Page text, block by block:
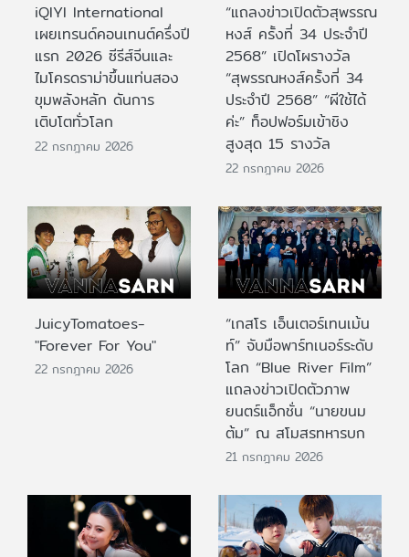
iQIYI International
เผยเทรนด์คอนเทนต์ครึ่งปี
แรก 2026 ซีรีส์จีนและ
ไมโครดราม่าขึ้นแท่นสอง
ขุมพลังหลัก ดันการ
เติบโตทั่วโลก
22 กรกฎาคม 2026
“แถลงข่าวเปิดตัวสุพรรณ
หงส์ ครั้งที่ 34 ประจำปี
2568” เปิดโผรางวัล
“สุพรรณหงส์ครั้งที่ 34
ประจำปี 2568” “ผีใช้ได้
ค่ะ” ท็อปฟอร์มเข้าชิง
สูงสุด 15 รางวัล
22 กรกฎาคม 2026
JuicyTomatoes-
"Forever For You"
22 กรกฎาคม 2026
“เกสโร เอ็นเตอร์เทนเม้น
ท์” จับมือพาร์ทเนอร์ระดับ
โลก “Blue River Film”
แถลงข่าวเปิดตัวภาพ
ยนตร์แอ็กชั่น “นายขนม
ต้ม” ณ สโมสรทหารบก
21 กรกฎาคม 2026